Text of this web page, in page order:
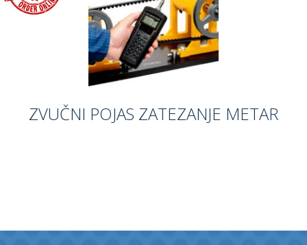
ZVUČNI POJAS ZATEZANJE METAR